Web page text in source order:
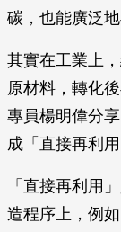
碳，也能廣泛地
其實在工業上
原材料，轉化
專員楊明偉分
成「直接再利
「直接再利用
造程序上，例